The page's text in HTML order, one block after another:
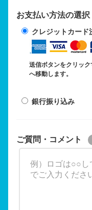
お支払い方法の選択
クレジットカード
送信ボタンをクリッ
へ移動します。
銀行振り込み
ご質問・コメント